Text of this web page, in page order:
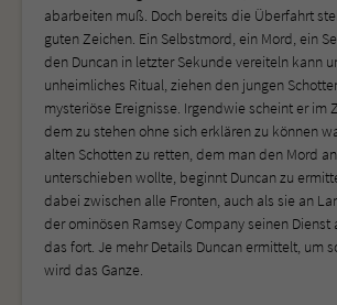
abarbeiten muß. Doch bereits die Überfahrt
guten Zeichen. Ein Selbstmord, ein Mord, ein
den Duncan in letzter Sekunde vereiteln kann
unheimliches Ritual, ziehen den jungen
mysteriöse Ereignisse. Irgendwie scheint er im
dem zu stehen ohne sich erklären zu können
alten Schotten zu retten, dem man den Mord
unterschieben wollte, beginnt Duncan zu
dabei zwischen alle Fronten, auch als sie an
der ominösen Ramsey Company seinen Dienst
das fort. Je mehr Details Duncan ermittelt, um
wird das Ganze.